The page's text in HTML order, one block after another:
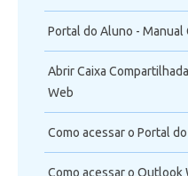
Portal do Aluno - Manual
Abrir Caixa
Web
Como acessar o Portal
Como acessar o Outlook